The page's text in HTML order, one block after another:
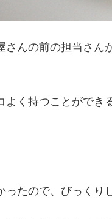
んの前の担当さん
く持つことができ
たので、びっくり